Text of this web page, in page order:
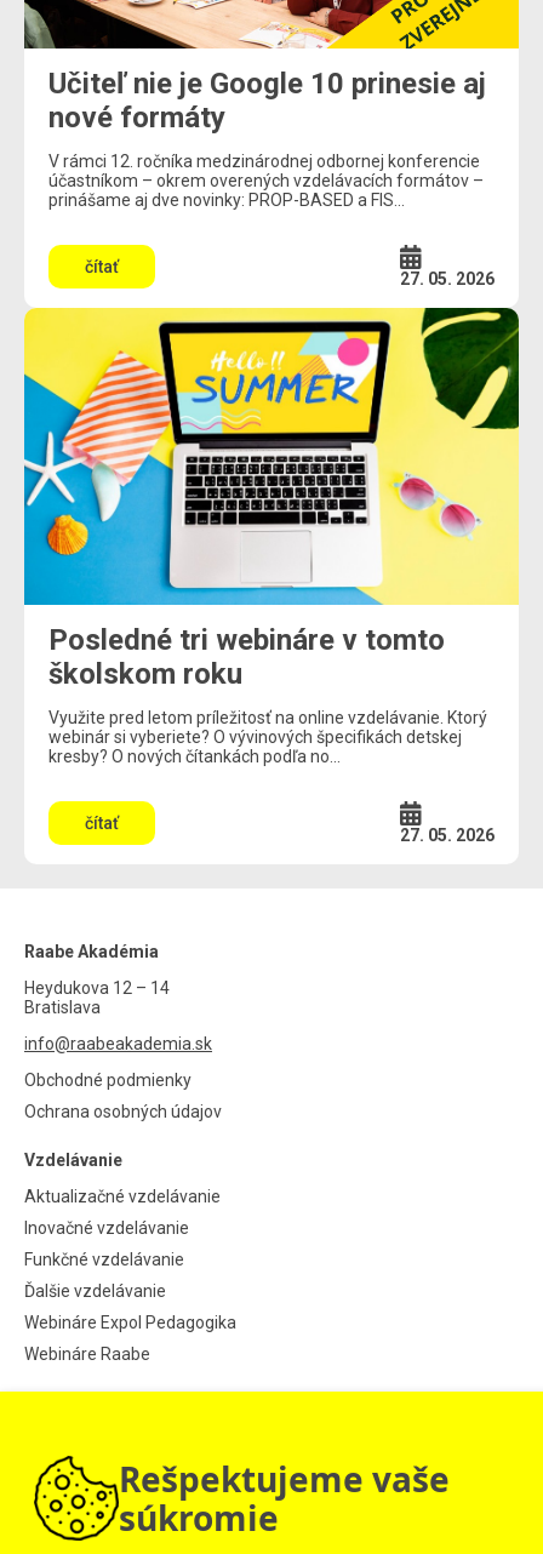
Učiteľ nie je Google 10 prinesie aj
nové formáty
V rámci 12. ročníka medzinárodnej odbornej konferencie
účastníkom – okrem overených vzdelávacích formátov –
prinášame aj dve novinky: PROP-BASED a FIS...
čítať
27. 05. 2026
Posledné tri webináre v tomto
školskom roku
Využite pred letom príležitosť na online vzdelávanie. Ktorý
webinár si vyberiete? O vývinových špecifikách detskej
kresby? O nových čítankách podľa no...
čítať
27. 05. 2026
Raabe Akadémia
Heydukova 12 – 14
Bratislava
info@raabeakademia.sk
Obchodné podmienky
Ochrana osobných údajov
Vzdelávanie
Aktualizačné vzdelávanie
Inovačné vzdelávanie
Funkčné vzdelávanie
Ďalšie vzdelávanie
Webináre Expol Pedagogika
Webináre Raabe
Návod pre jednotlivcov
Návod pre školyRešpektujeme vaše
súkromie